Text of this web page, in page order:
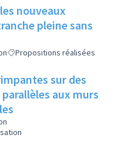
nouveaux
pleine sans
Propositions réalisées
sur des
aux murs